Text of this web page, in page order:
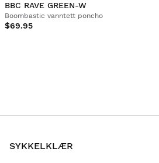
BBC RAVE GREEN-W
Boombastic vanntett poncho
$69.95
SYKKELKLÆR